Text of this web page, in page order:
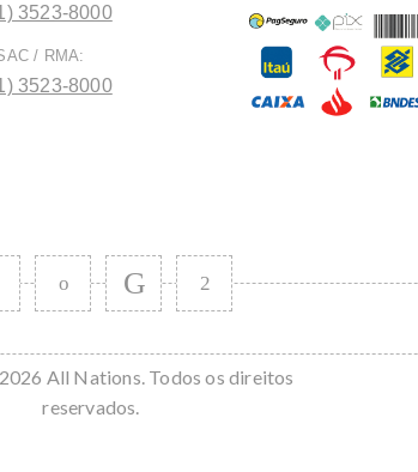
3523-8000
/ RMA:
3523-8000
All Nations. Todos os direitos
reservados.